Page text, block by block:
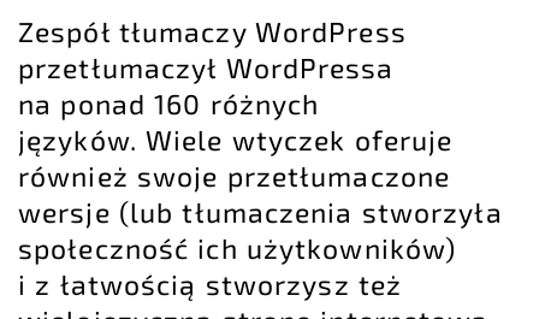
Zespół tłumaczy WordPress
przetłumaczył WordPressa
na ponad 160 różnych
języków. Wiele wtyczek oferuje
również swoje przetłumaczone
wersje (lub tłumaczenia stworzyła
społeczność ich użytkowników)
i z łatwością stworzysz też